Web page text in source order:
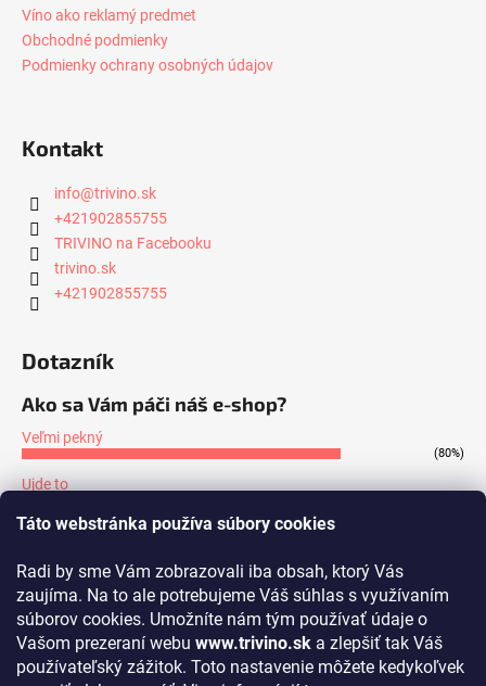
Táto webstránka používa súbory cookies
Radi by sme Vám zobrazovali iba obsah, ktorý Vás
zaujíma. Na to ale potrebujeme Váš súhlas s využívaním
súborov cookies. Umožníte nám tým používať údaje o
Vašom prezeraní webu www.trivino.sk a zlepšiť tak Váš
používateľský zážitok. Toto nastavenie môžete kedykoľvek
Víno ako reklamý predmet
Obchodné podmienky
Podmienky ochrany osobných údajov
Kontakt
info@trivino.sk
+421902855755
TRIVINO na Facebooku
trivino.sk
+421902855755
Dotazník
Ako sa Vám páči náš e-shop?
Veľmi pekný
(80%)
Ujde to
Nepáči sa mi
Počet hlasov: 171
Prijímame online platby